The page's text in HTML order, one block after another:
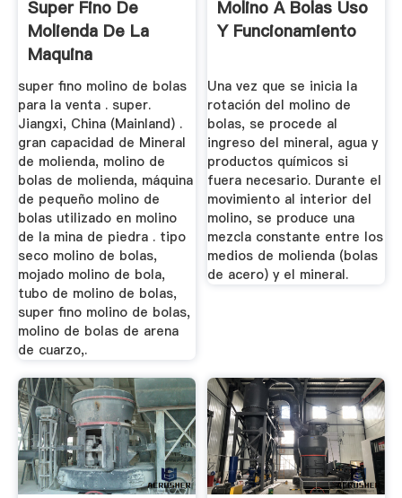
Super Fino De
Molienda De La
Maquina
super fino molino de bolas
para la venta . super.
Jiangxi, China (Mainland) .
gran capacidad de Mineral
de molienda, molino de
bolas de molienda, máquina
de pequeño molino de
bolas utilizado en molino
de la mina de piedra . tipo
seco molino de bolas,
mojado molino de bola,
tubo de molino de bolas,
super fino molino de bolas,
molino de bolas de arena
de cuarzo,.
Molino A Bolas Uso
Y Funcionamiento
Una vez que se inicia la
rotación del molino de
bolas, se procede al
ingreso del mineral, agua y
productos químicos si
fuera necesario. Durante el
movimiento al interior del
molino, se produce una
mezcla constante entre los
medios de molienda (bolas
de acero) y el mineral.